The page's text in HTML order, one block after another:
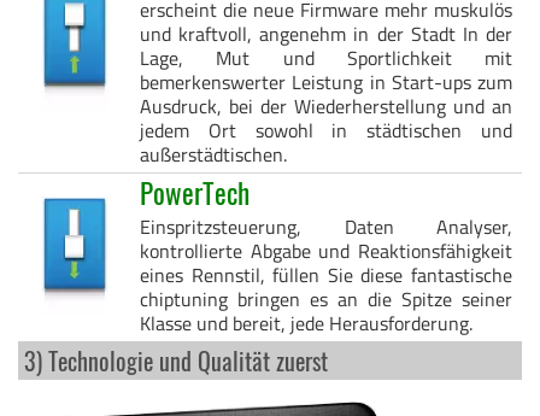
erscheint die neue Firmware mehr muskulös
und kraftvoll, angenehm in der Stadt In der
Lage, Mut und Sportlichkeit mit
bemerkenswerter Leistung in Start-ups zum
Ausdruck, bei der Wiederherstellung und an
jedem Ort sowohl in städtischen und
außerstädtischen.
PowerTech
Einspritzsteuerung, Daten Analyser,
kontrollierte Abgabe und Reaktionsfähigkeit
eines Rennstil, füllen Sie diese fantastische
chiptuning bringen es an die Spitze seiner
Klasse und bereit, jede Herausforderung.
3) Technologie und Qualität zuerst